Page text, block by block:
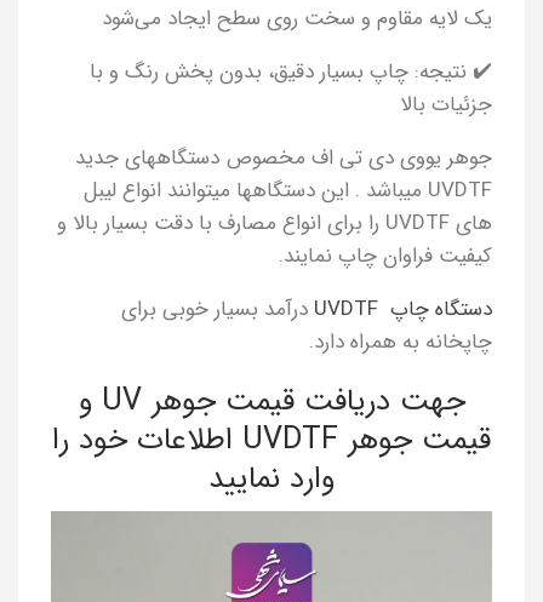
یک لایه مقاوم و سخت روی سطح ایجاد می‌شود
✔️ نتیجه: چاپ بسیار دقیق، بدون پخش رنگ و با
جزئیات بالا
جوهر یووی دی تی اف مخصوص دستگاههای جدید
UVDTF میباشد . این دستگاهها میتوانند انواع لیبل
های UVDTF را برای انواع مصارف با دقت بسیار بالا و
کیفیت فراوان چاپ نمایند.
دستگاه چاپ UVDTF
درآمد بسیار خوبی برای
چاپخانه به همراه دارد.
جهت دریافت قیمت جوهر UV و
قیمت جوهر UVDTF اطلاعات خود را
وارد نمایید